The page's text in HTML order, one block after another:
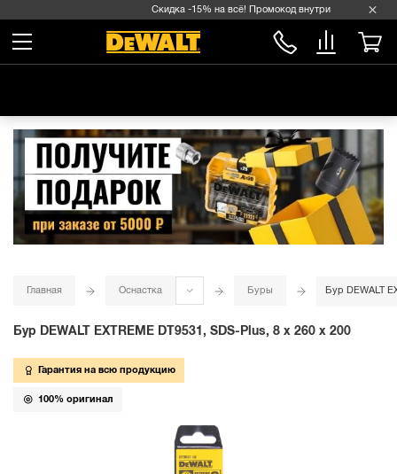
Скидка -15% на всё! Промокод внутри →
Главная Оснастка Буры Бур DEWALT
Бур DEWALT EXTREME DT9531, SDS-Plus, 8 x 260 x 200
Гарантия на всю продукцию
100% оригинал